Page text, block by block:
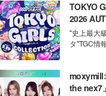
TOKYO
2026
デルプレ
"史上最大
タ"TGC情
moxymill
the nex7